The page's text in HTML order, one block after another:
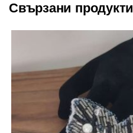
Свързани продукти